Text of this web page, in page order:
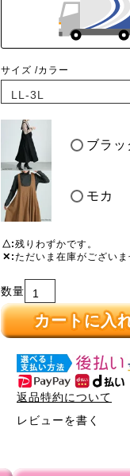
サイズ カラー
ブラッ
モカ
△ 残りわずかです。
✕ ただいま在庫がございま
カートに入
返品特約について
レビューを書く